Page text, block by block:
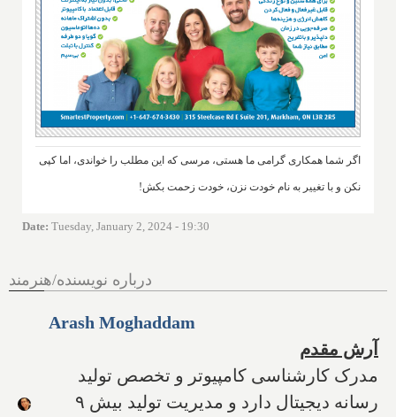
اگر شما همکاری گرامی ما هستی، مرسی که این مطلب را خواندی، اما کپی
نکن و با تغییر به نام خودت نزن، خودت زحمت بکش!
Date: Tuesday, January 2, 2024 - 19:30
درباره نویسنده/هنرمند
Arash Moghaddam
آرش مقدم
مدرک کارشناسی کامپیوتر و تخصص تولید
رسانه دیجیتال دارد و مدیریت تولید بیش ۹